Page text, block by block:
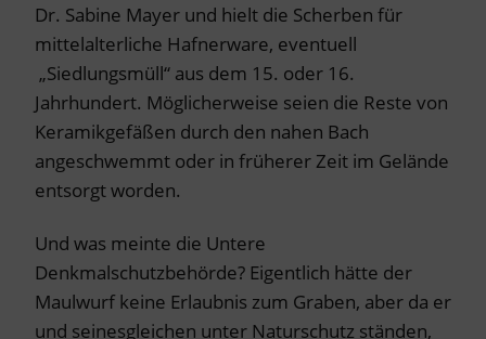
Dr. Sabine Mayer und hielt die Scherben für
mittelalterliche Hafnerware, eventuell
„Siedlungsmüll“ aus dem 15. oder 16.
Jahrhundert. Möglicherweise seien die Reste von
Keramikgefäßen durch den nahen Bach
angeschwemmt oder in früherer Zeit im Gelände
entsorgt worden.
Und was meinte die Untere
Denkmalschutzbehörde? Eigentlich hätte der
Maulwurf keine Erlaubnis zum Graben, aber da er
und seinesgleichen unter Naturschutz ständen,